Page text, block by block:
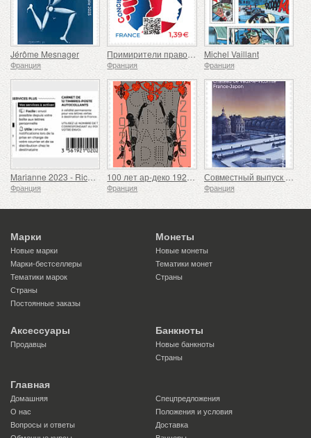
Jérôme Mesnager
Франция
Примирители правосудия
Франция
Michel Vaillant
Франция
Marianne 2023 - Riches Heures
Франция
100 лет ар-деко 1925-2025
Франция
Совместный выпуск Франции и Японии
Франция
Марки
Новые марки
Марки-бестселлеры
Тематики марок
Страны
Постоянные заказы
Монеты
Новые монеты
Тематики монет
Страны
Аксессуары
Продавцы
Банкноты
Новые банкноты
Страны
Главная
Домашняя
Спецпредложения
О нас
Положения и условия
Вопросы и ответы
Доставка